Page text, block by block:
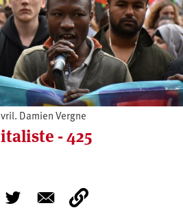
Damien Vergne
- 425